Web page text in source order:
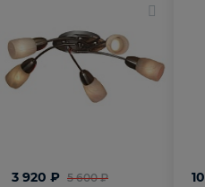
5 600 ₽
3 920 ₽